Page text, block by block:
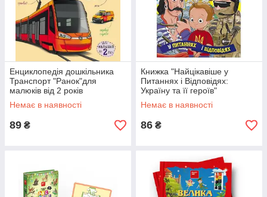
Енциклопедія дошкільника
Транспорт "Ранок"для
малюків від 2 років
Немає в наявності
89 ₴
Книжка "Найцікавіше у
Питаннях і Відповідях:
Україну та її героїв"
Немає в наявності
86 ₴